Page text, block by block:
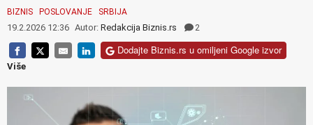
BIZNIS POSLOVANJE SRBIJA
19.2.2026 12:36 Autor: Redakcija Biznis.rs 2
Dodajte Biznis.rs u omiljeni Google izvor
Više